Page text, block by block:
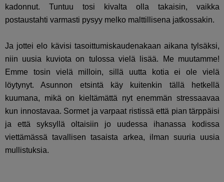
kadonnut. Tuntuu tosi kivalta olla takaisin, vaikka
postaustahti varmasti pysyy melko malttillisena jatkossakin.
Ja jottei elo kävisi tasoittumiskaudenakaan aikana tylsäksi,
niin uusia kuviota on tulossa vielä lisää. Me muutamme!
Emme tosin vielä milloin, sillä uutta kotia ei ole vielä
löytynyt. Asunnon etsintä käy kuitenkin tällä hetkellä
kuumana, mikä on kieltämättä nyt enemmän stressaavaa
kun innostavaa. Sormet ja varpaat ristissä että pian tärppäisi
ja että syksyllä oltaisiin jo uudessa ihanassa kodissa
viettämässä tavallisen tasaista arkea, ilman suuria uusia
mullistuksia.